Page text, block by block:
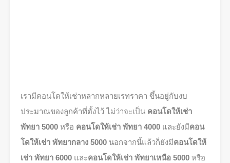
เรามีคอนโดให้เช่าหลากหลายเรทราคา ขึ้นอยู่กับงบ
ประมาณของลูกค้าที่ตั้งไว้ ไม่ว่าจะเป็น คอนโดให้เช่า
พัทยา 5000 หรือ คอนโดให้เช่า พัทยา 4000 และยังมีคอน
โดให้เช่า พัทยากลาง 5000 นอกจากนี้แล้วก็ยังมีคอนโดให้
เช่า พัทยา 6000 และคอนโดให้เช่า พัทยาเหนือ 5000 หรือ